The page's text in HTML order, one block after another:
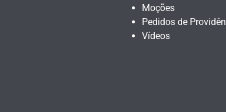
Moções
Pedidos de
Vídeos